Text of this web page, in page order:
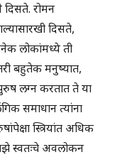
रोमन
दिसते,
लोकांमध्ये ती
बहुतेक मनुष्यात,
लग्न करतात ते या
समाधान त्यांना
स्त्रियांत अधिक
स्वतःचे अवलोकन